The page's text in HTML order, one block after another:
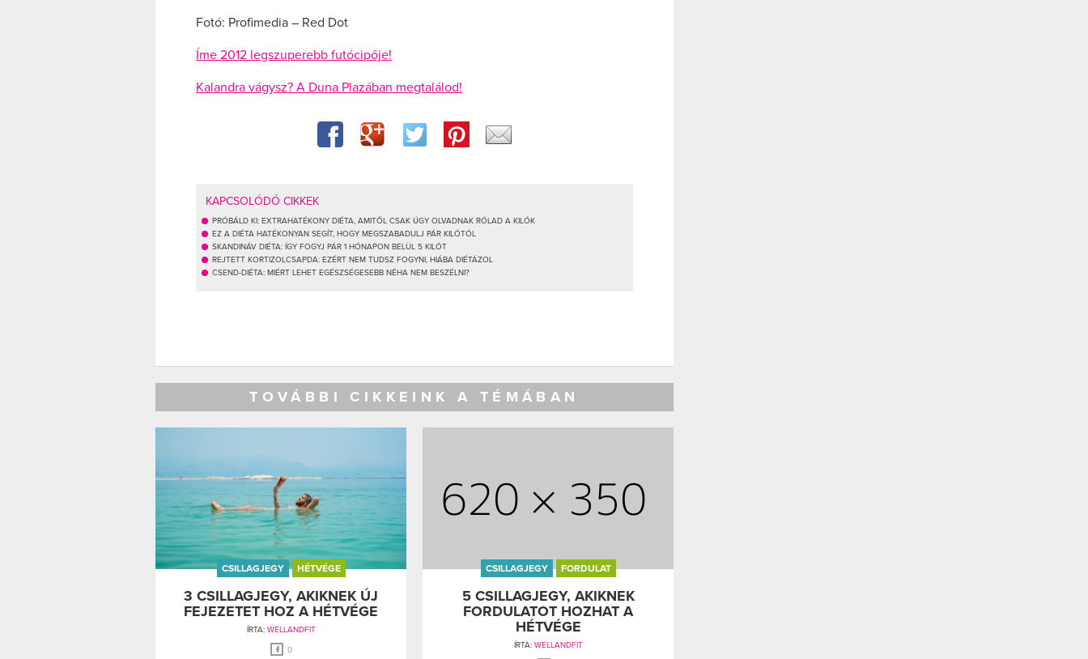
Fotó: Profimedia – Red Dot
Íme 2012 legszuperebb futócipője!
Kalandra vágysz? A Duna Plazában megtalálod!
KAPCSOLÓDÓ CIKKEK
PRÓBÁLD KI: EXTRAHATÉKONY DIÉTA, AMITŐL CSAK ÚGY OLVADNAK RÓLAD A KILÓK
EZ A DIÉTA HATÉKONYAN SEGÍT, HOGY MEGSZABADULJ PÁR KILÓTÓL
SKANDINÁV DIÉTA: ÍGY FOGYJ PÁR 1 HÓNAPON BELÜL 5 KILÓT
REJTETT KORTIZOLCSAPDA: EZÉRT NEM TUDSZ FOGYNI, HIÁBA DIÉTÁZOL
CSEND-DIÉTA: MIÉRT LEHET EGÉSZSÉGESEBB NÉHA NEM BESZÉLNI?
TOVÁBBI CIKKEINK A TÉMÁBAN
CSILLAGJEGY HÉTVÉGE
3 CSILLAGJEGY, AKIKNEK ÚJ
FEJEZETET HOZ A HÉTVÉGE
ÍRTA: WELLANDFIT
0
CSILLAGJEGY FORDULAT
5 CSILLAGJEGY, AKIKNEK
FORDULATOT HOZHAT A
HÉTVÉGE
ÍRTA: WELLANDFIT